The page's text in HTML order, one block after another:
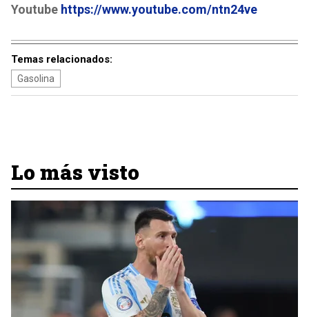
Youtube https://www.youtube.com/ntn24ve
Temas relacionados:
Gasolina
Lo más visto